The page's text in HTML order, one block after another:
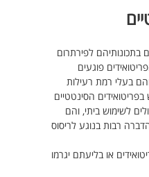
בתכונותיהם לפירתרום
פוגעים
בעלי רמת רעילות
הסינטטיים
לשימוש ביתי, והם
רבות בנוגע לריסוס
או בליעתם יגרמו